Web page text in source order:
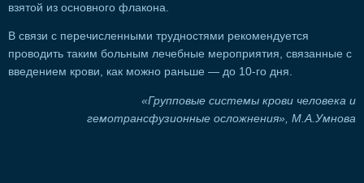
взятой из основного флакона.
В связи с перечисленными трудностями рекомендуется
проводить таким больным лечебные мероприятия, связанные с
введением крови, как можно раньше — до 10-го дня.
«Групповые системы крови человека и
гемотрансфузионные осложнения», М.А.Умнова